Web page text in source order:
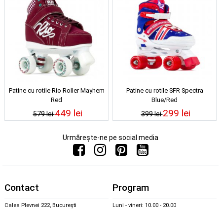
Patine cu rotile Rio Roller Mayhem
Red
579 lei449 lei
Patine cu rotile SFR Spectra
Blue/Red
399 lei299 lei
Urmărește-ne pe social media
Contact
Calea Plevnei 222, București
Program
Luni - vineri: 10.00 - 20.00